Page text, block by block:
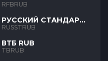
RFBRUB
РУССКИЙ СТАНДАРТ
RUB
RUSSTRUB
ВТБ RUB
TBRUB